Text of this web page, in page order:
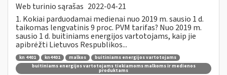
Web turinio sąrašas 2022-04-21
1. Kokiai parduodamai medienai nuo 2019 m. sausio 1 d.
taikomas lengvatinis 9 proc. PVM tarifas? Nuo 2019 m.
sausio 1 d. buitiniams energijos vartotojams, kaip jie
apibrėžti Lietuvos Respublikos...
kn 4401 kn4401 malkos
buitiniams energijos vartotojams
buitiniams energijos vartotojams tiekiamoms malkoms ir medienos
produktams